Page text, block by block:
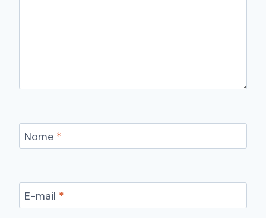
Nome *
E-mail *